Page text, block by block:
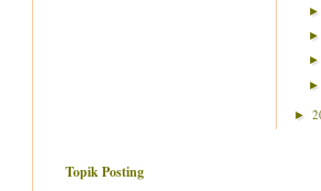
►
►
Topik Posting